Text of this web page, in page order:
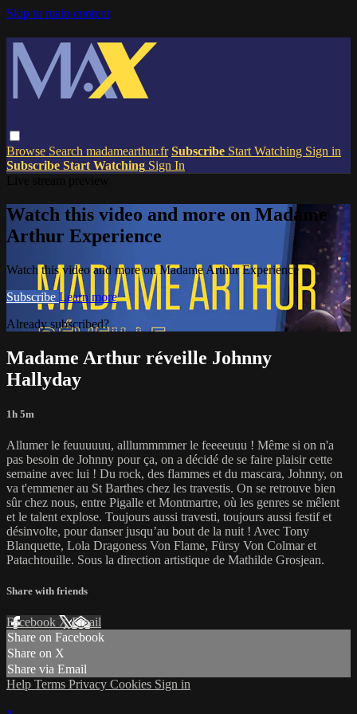
Skip to main content
Browse Search madamearthur.fr Subscribe Start Watching Sign in
Subscribe Start Watching Sign In
Watch this video and more on Madame
Arthur Experience
Watch this video and more on Madame Arthur Experience
Subscribe Learn more
Already subscribed?Sign in
Madame Arthur réveille Johnny
Hallyday
1h 5m
Allumer le feuuuuuu, alllummmmer le feeeeuuu ! Même si on n'a
pas besoin de Johnny pour ça, on a décidé de se faire plaisir cette
semaine avec lui ! Du rock, des flammes et du mascara, Johnny, on
va t'emmener au St Barthes chez les travestis. On se retrouve bien
sûr chez nous, entre Pigalle et Montmartre, où les genres se mêlent
et le talent explose. Toujours aussi travesti, toujours aussi festif et
désinvolte, pour danser jusqu’au bout de la nuit ! Avec Tony
Blanquette, Lola Dragoness Von Flame, Fürsy Von Colmar et
Patachtouille. Sous la direction artistique de Mathilde Grosjean.
Share with friends
Facebook XEmail
Share on Facebook
Share on X
Share via Email
Help Terms Privacy Cookies Sign in